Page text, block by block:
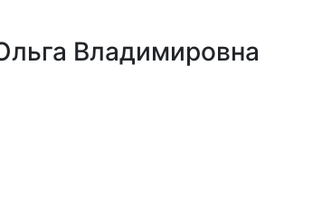
Владимировна